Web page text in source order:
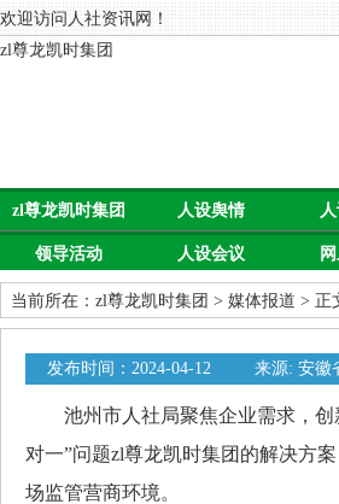
欢迎访问人社资讯网！
zl尊龙凯时集团
zl尊龙凯时集团 人设舆情
领导活动 人设会议
当前所在： zl尊龙凯时集团 > 媒体报道 > 正
发布时间：2024-04-12 来源: 安徽
池州市人社局聚焦企业需求，创
对一”问题zl尊龙凯时集团的解决方
场监管营商环境。